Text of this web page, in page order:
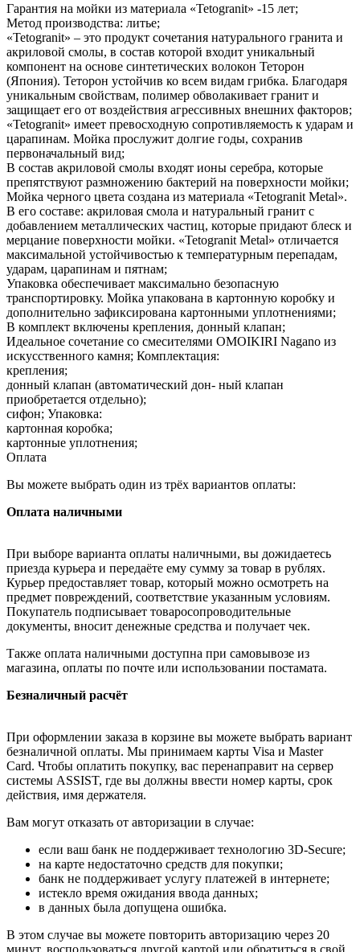
Гарантия на мойки из материала «Tetogranit» -15 лет;
Метод производства: литье;
«Tetogranit» – это продукт сочетания натурального гранита и
акриловой смолы, в состав которой входит уникальный
компонент на основе синтетических волокон Теторон
(Япония). Теторон устойчив ко всем видам грибка. Благодаря
уникальным свойствам, полимер обволакивает гранит и
защищает его от воздействия агрессивных внешних факторов;
«Tetogranit» имеет превосходную сопротивляемость к ударам и
царапинам. Мойка прослужит долгие годы, сохранив
первоначальный вид;
В состав акриловой смолы входят ионы серебра, которые
препятствуют размножению бактерий на поверхности мойки;
Мойка черного цвета создана из материала «Tetogranit Metal».
В его составе: акриловая смола и натуральный гранит с
добавлением металлических частиц, которые придают блеск и
мерцание поверхности мойки. «Tetogranit Metal» отличается
максимальной устойчивостью к температурным перепадам,
ударам, царапинам и пятнам;
Упаковка обеспечивает максимально безопасную
транспортировку. Мойка упакована в картонную коробку и
дополнительно зафиксирована картонными уплотнениями;
В комплект включены крепления, донный клапан;
Идеальное сочетание со смесителями OMOIKIRI Nagano из
искусственного камня; Комплектация:
крепления;
донный клапан (автоматический дон- ный клапан
приобретается отдельно);
сифон; Упаковка:
картонная коробка;
картонные уплотнения;
Оплата
Вы можете выбрать один из трёх вариантов оплаты:
Оплата наличными
При выборе варианта оплаты наличными, вы дожидаетесь
приезда курьера и передаёте ему сумму за товар в рублях.
Курьер предоставляет товар, который можно осмотреть на
предмет повреждений, соответствие указанным условиям.
Покупатель подписывает товаросопроводительные
документы, вносит денежные средства и получает чек.
Также оплата наличными доступна при самовывозе из
магазина, оплаты по почте или использовании постамата.
Безналичный расчёт
При оформлении заказа в корзине вы можете выбрать вариант
безналичной оплаты. Мы принимаем карты Visa и Master
Card. Чтобы оплатить покупку, вас перенаправит на сервер
системы ASSIST, где вы должны ввести номер карты, срок
действия, имя держателя.
Вам могут отказать от авторизации в случае:
если ваш банк не поддерживает технологию 3D-Secure;
на карте недостаточно средств для покупки;
банк не поддерживает услугу платежей в интернете;
истекло время ожидания ввода данных;
в данных была допущена ошибка.
В этом случае вы можете повторить авторизацию через 20
минут, воспользоваться другой картой или обратиться в свой